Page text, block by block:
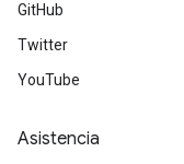
GitHub
Twitter
YouTube
Asistencia